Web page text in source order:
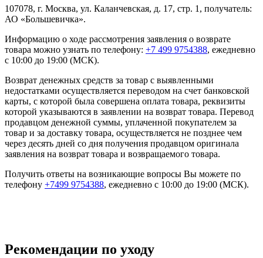
107078, г. Москва, ул. Каланчевская, д. 17, стр. 1, получатель:
АО «Большевичка».
Информацию о ходе рассмотрения заявления о возврате
товара можно узнать по телефону: +7 499 9754388, ежедневно
с 10:00 до 19:00 (МСК).
Возврат денежных средств за товар с выявленными
недостатками осуществляется переводом на счет банковской
карты, с которой была совершена оплата товара, реквизиты
которой указываются в заявлении на возврат товара. Перевод
продавцом денежной суммы, уплаченной покупателем за
товар и за доставку товара, осуществляется не позднее чем
через десять дней со дня получения продавцом оригинала
заявления на возврат товара и возвращаемого товара.
Получить ответы на возникающие вопросы Вы можете по
телефону +7499 9754388, ежедневно с 10:00 до 19:00 (МСК).
Рекомендации по уходу